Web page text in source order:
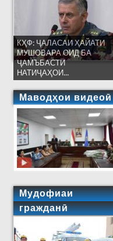
КҲФ: ҶАЛАСАИ ҲАЙАТИ
МУШОВАРА ОИД БА
ҶАМЪБАСТИ
НАТИҶАҲОИ...
Маводҳои видеоӣ
Мудофиаи
гражданӣ